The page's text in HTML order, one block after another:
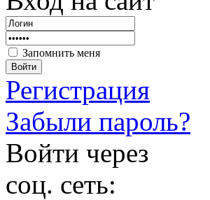
Запомнить меня
Войти
Регистрация
Забыли пароль?
Войти через
соц. сеть: